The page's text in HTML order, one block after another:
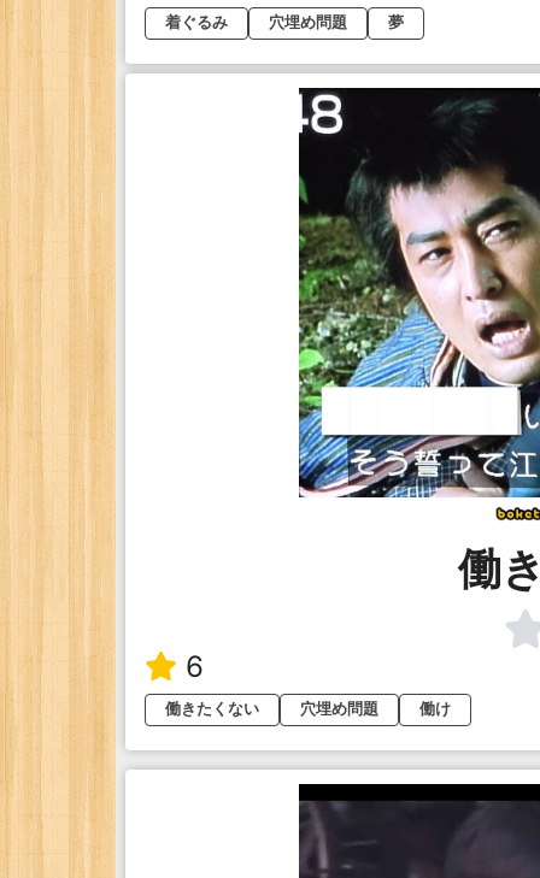
着ぐるみ 穴埋め問題 夢
働
6
働きたくない 穴埋め問題 働け